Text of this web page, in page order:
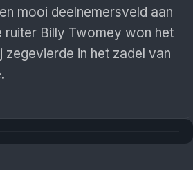
mooi deelnemersveld aan
ruiter Billy Twomey won het
zegevierde in het zadel van